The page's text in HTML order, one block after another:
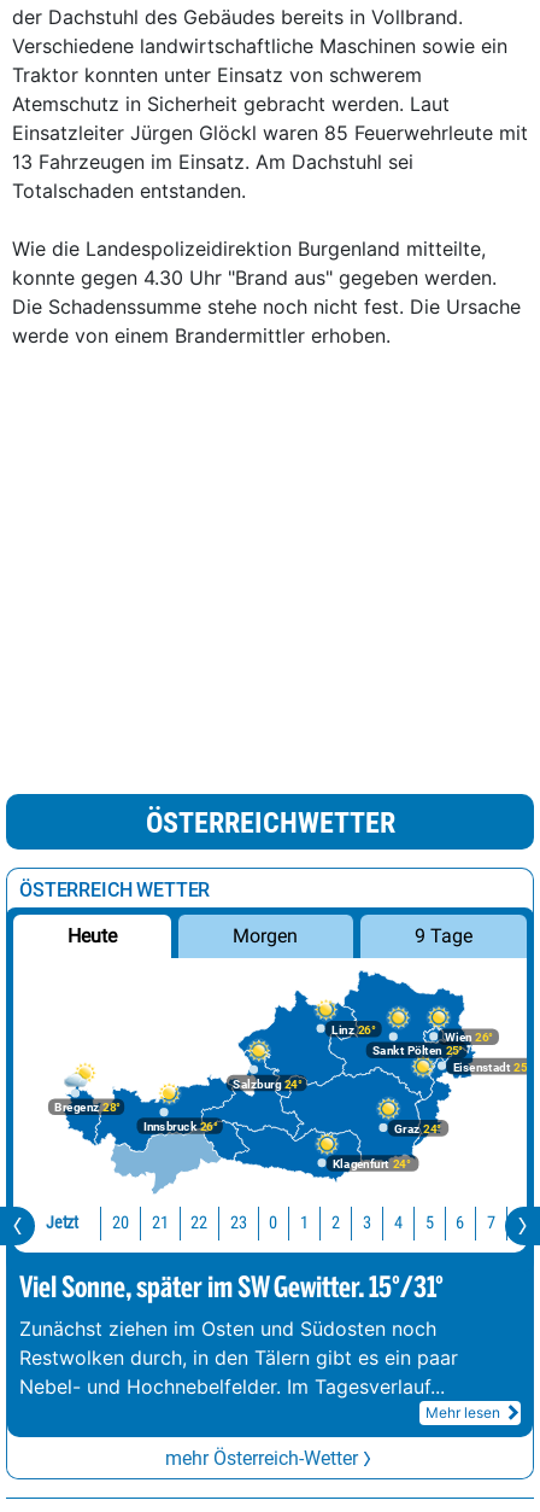
der Dachstuhl des Gebäudes bereits in Vollbrand.
Verschiedene landwirtschaftliche Maschinen sowie ein
Traktor konnten unter Einsatz von schwerem
Atemschutz in Sicherheit gebracht werden. Laut
Einsatzleiter Jürgen Glöckl waren 85 Feuerwehrleute mit
13 Fahrzeugen im Einsatz. Am Dachstuhl sei
Totalschaden entstanden.
Wie die Landespolizeidirektion Burgenland mitteilte,
konnte gegen 4.30 Uhr "Brand aus" gegeben werden.
Die Schadenssumme stehe noch nicht fest. Die Ursache
werde von einem Brandermittler erhoben.
ÖSTERREICHWETTER
ÖSTERREICH WETTER
Heute Morgen 9 Tage
Bregenz28°
Graz24°
Innsbruck26°
Klagenfurt 24°
Linz26°
Salzburg24°
Wien 26°
Eisenstadt 25°
Sankt Pölten 25°
Jetzt 20 21 22 23 0 1 2 3 4 5 6 7 8
Viel Sonne, später im SW Gewitter. 15°/31°
Zunächst ziehen im Osten und Südosten noch
Restwolken durch, in den Tälern gibt es ein paar
Nebel- und Hochnebelfelder. Im Tagesverlauf...
Mehr lesen
mehr Österreich-Wetter